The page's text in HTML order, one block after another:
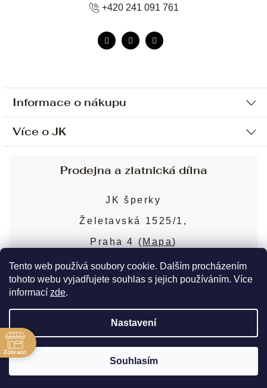
Tento web používá soubory cookie. Dalším procházením
tohoto webu vyjadřujete souhlas s jejich používáním. Více
informací zde.
Nastavení
Souhlasím
Informace o nákupu
Ochrana osobních údajů
Sjednání osobní schůzky
Obchodní podmínky
Puncovní značky
Více o JK
Blog
Nejčastější dotazy
+420 241 091 761
Prodejna a zlatnická dílna
JK šperky
Želetavská 1525/1,
Praha 4 ( Mapa)
Více o prodejně
Copyright 2026JK šperky. Všechna práva
vyhrazena. Upravit nastavení cookies
Vytvořil Shoptet Premium
Zobrazit